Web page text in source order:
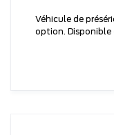
Véhicule de
option. Disponible